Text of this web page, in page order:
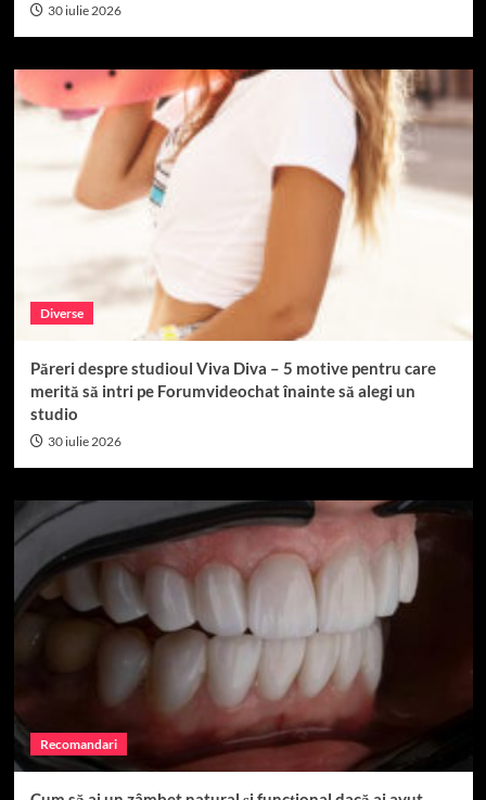
30 iulie 2026
Diverse
Păreri despre studioul Viva Diva – 5 motive pentru care
merită să intri pe Forumvideochat înainte să alegi un
studio
30 iulie 2026
Recomandari